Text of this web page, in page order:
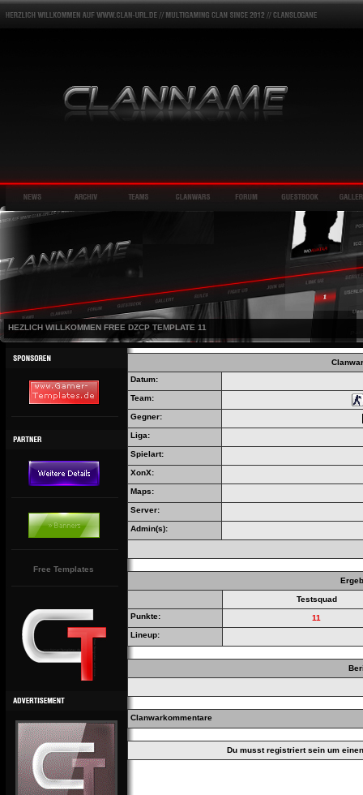
HEZLICH WILLKOMMEN FREE DZCP TEMPLATE 11
Free Templates
Datum:
Team:
Gegner:
Liga:
Spielart:
XonX:
Maps:
Server:
Admin(s):
Testsquad
Punkte:
11
Lineup:
Clanwarkommentare
Du musst registriert sein um